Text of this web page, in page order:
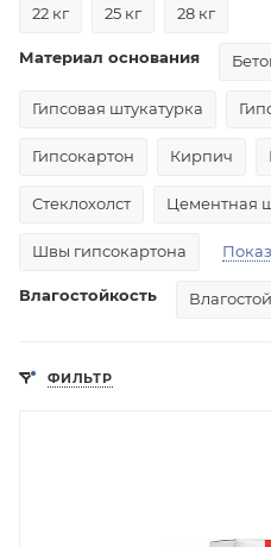
22 кг 25 кг 28 кг
Материал основания
Гипсовая штукатурка
Гипсокартон Кирпич
Стеклохолст Цементная
Швы гипсокартона
Влагостойкость
ФИЛЬТР